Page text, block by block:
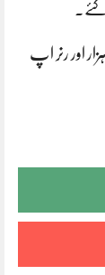
کمشنر بلتستان شجاع عالم صاحب نے جیتنے والی ٹیم کو 20 ہزار اور رنر اپ